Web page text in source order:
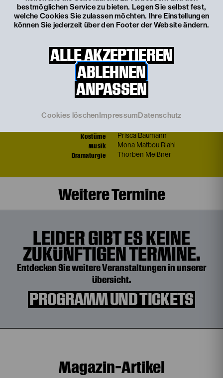
bestmöglichen Service zu bieten. Legen Sie selbst fest,
welche Cookies Sie zulassen möchten. Ihre Einstellungen
können Sie jederzeit über den Footer der Website ändern.
ALLE AKZEPTIEREN
ABLEHNEN
ANPASSEN
Cookies löschen Impressum Datenschutz
Mitwirkende
Bettina Kerl
Julia Kreusch
Laura Laufenberg
Julian Tzschentke
Inszenierung Sara Ostertag
Kostüme Prisca Baumann
Musik Mona Matbou Riahi
Dramaturgie Thorben Meißner
Weitere Termine
LEIDER GIBT ES KEINE
ZUKÜNFTIGEN TERMINE.
Entdecken Sie weitere Veranstaltungen in unserer
Übersicht.
PROGRAMM UND TICKETS
Magazin-Artikel